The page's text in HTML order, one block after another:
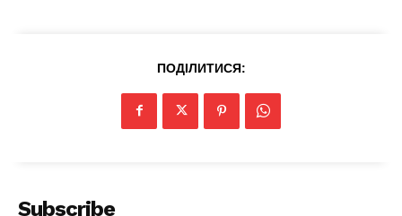
Magazine PRO
ПОДІЛИТИСЯ:
Subscribe